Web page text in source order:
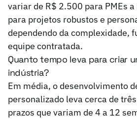
variar de R$ 2.500 para PMEs
para projetos robustos e
dependendo da complexidade,
equipe contratada.
Quanto tempo leva para criar
indústria?
Em média, o desenvolvimento
personalizado leva cerca de
prazos que variam de 4 a 12